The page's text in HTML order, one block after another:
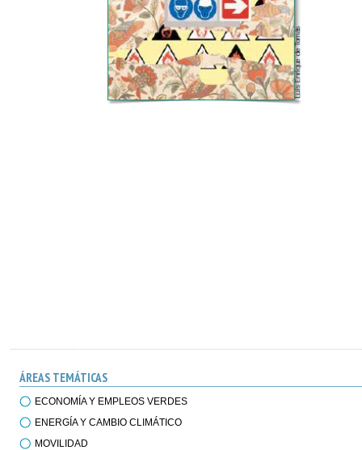
ÁREAS TEMÁTICAS
ECONOMÍA Y EMPLEOS VERDES
ENERGÍA Y CAMBIO CLIMÁTICO
MOVILIDAD